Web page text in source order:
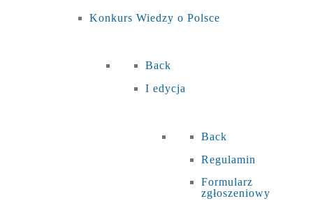
Konkurs Wiedzy o Polsce
Back
I edycja
Back
Regulamin
Formularz
zgłoszeniowy